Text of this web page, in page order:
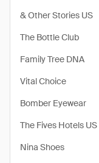
& Other Stories US
The Bottle Club
Family Tree DNA
Vital Choice
Bomber Eyewear
The Fives Hotels US
Nina Shoes